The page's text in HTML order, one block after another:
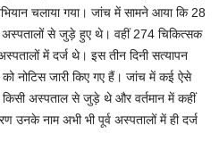
चलाया गया। जांच में सामने आया कि 28
से जुड़े हुए थे। वहीं 274 चिकित्सक
में दर्ज थे। इस तीन दिनी सत्यापन
नोटिस जारी किए गए हैं। जांच में कई ऐसे
किसी अस्पताल से जुड़े थे और वर्तमान में कहीं
नाम अभी भी पूर्व अस्पतालों में ही दर्ज